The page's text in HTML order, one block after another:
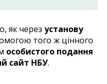
як через установу
того ж цінного
особистого подання
сайт НБУ.